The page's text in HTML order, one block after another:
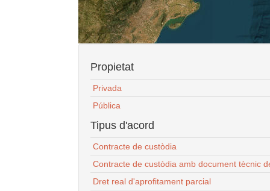
Propietat
Privada
Pública
Tipus d'acord
Contracte de custòdia
Contracte de custòdia amb document tècnic
Dret real d'aprofitament parcial